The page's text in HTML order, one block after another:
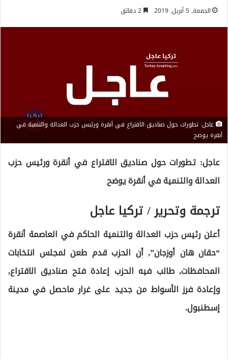
الجمعة, 5 أبريل, 2019
عاجل: تطورات حول صناديق الاقتراع في أنقرة ورئيس حزب العدالة والتنمية في
أنقرة يوضح
عاجل: تطورات حول صناديق الاقتراع في أنقرة ورئيس حزب
العدالة والتنمية في أنقرة يوضح
ترجمة وتحرير / تركيا عاجل
أعلن رئيس حزب العدالة والتنمية الحاكم في العاصمة أنقرة
“حقان هان أوزجان”, أن الحزب قدم طعن لمجلس انتخابات
المحافظات, طالب فيه الحزب إعادة فتح صناديق الاقتراع,
وإعادة فرز الأسواط من جديد على غرار ماحصل في مدينة
إسطنبول.